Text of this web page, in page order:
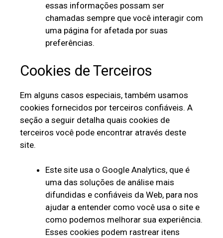
essas informações possam ser
chamadas sempre que você interagir com
uma página for afetada por suas
preferências.
Cookies de Terceiros
Em alguns casos especiais, também usamos
cookies fornecidos por terceiros confiáveis. A
seção a seguir detalha quais cookies de
terceiros você pode encontrar através deste
site.
Este site usa o Google Analytics, que é
uma das soluções de análise mais
difundidas e confiáveis ​​da Web, para nos
ajudar a entender como você usa o site e
como podemos melhorar sua experiência.
Esses cookies podem rastrear itens